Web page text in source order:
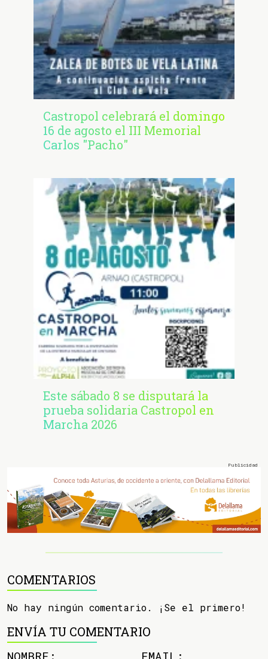
Castropol celebrará el domingo
16 de agosto el III Memorial
Carlos "Pacho"
Este sábado 8 se disputará la
prueba solidaria Castropol en
Marcha 2026
COMENTARIOS
No hay ningún comentario. ¡Se el primero!
ENVÍA TU COMENTARIO
NOMBRE: EMAIL: